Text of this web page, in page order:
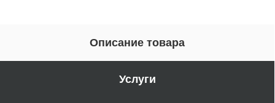
Описание товара
Услуги